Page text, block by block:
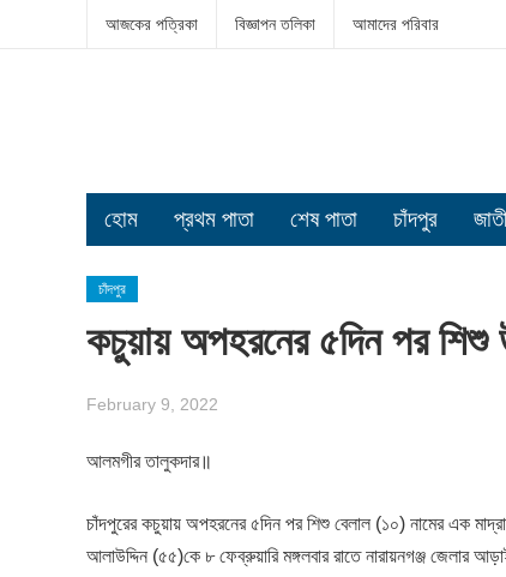
আজকের পত্রিকা বিজ্ঞাপন তলিকা আমাদের পরিবার
হোম প্রথম পাতা শেষ পাতা চাঁদপুর
চাঁদপুর
কচুয়ায় অপহরনের ৫দিন পর
February 9, 2022
আলমগীর তালুকদার॥
চাঁদপুরের কচুয়ায় অপহরনের ৫দিন পর শিশু বেলাল (১০) নামের এক
আলাউদ্দিন (৫৫)কে ৮ ফেব্রুয়ারি মঙ্গলবার রাতে নারায়নগঞ্জ জেলার